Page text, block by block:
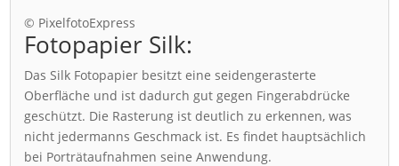
© PixelfotoExpress
Fotopapier Silk:
Das Silk Fotopapier besitzt eine seidengerasterte
Oberfläche und ist dadurch gut gegen Fingerabdrücke
geschützt. Die Rasterung ist deutlich zu erkennen, was
nicht jedermanns Geschmack ist. Es findet hauptsächlich
bei Porträtaufnahmen seine Anwendung.